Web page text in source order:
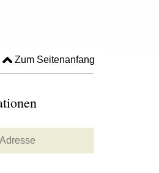
Zum Seitenanfang